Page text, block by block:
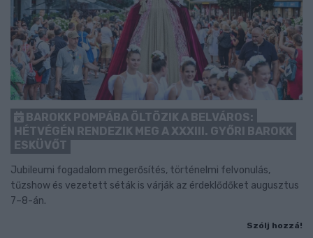
BAROKK POMPÁBA ÖLTÖZIK A BELVÁROS:
HÉTVÉGÉN RENDEZIK MEG A XXXIII. GYŐRI BAROKK
ESKÜVŐT
Jubileumi fogadalom megerősítés, történelmi felvonulás,
tűzshow és vezetett séták is várják az érdeklődőket augusztus
7–8-án.
Szólj hozzá!